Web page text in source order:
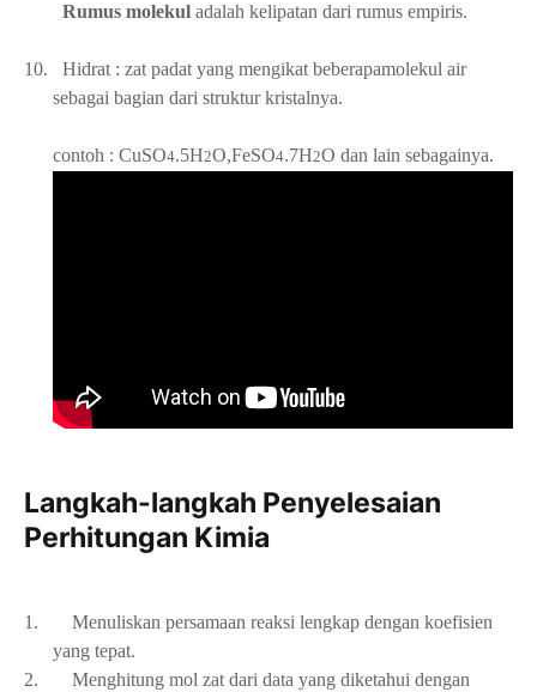
Rumus molekul adalah kelipatan dari rumus empiris.
10.
Hidrat : zat padat yang mengikat beberapamolekul air
sebagai bagian dari struktur kristalnya.
contoh : CuSO4.5H2O,FeSO4.7H2O dan lain sebagainya.
Langkah-langkah Penyelesaian
Perhitungan Kimia
1.
Menuliskan persamaan reaksi lengkap dengan koefisien
yang tepat.
2.
Menghitung mol zat dari data yang diketahui dengan